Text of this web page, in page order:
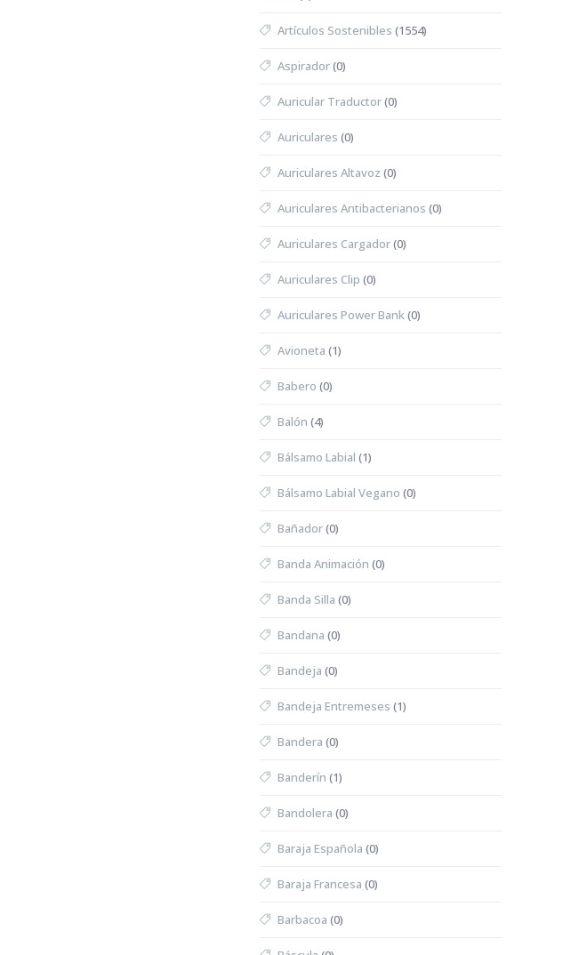
Artículos Sostenibles (1554)
Aspirador(0)
Auricular Traductor(0)
Auriculares (0)
Auriculares Altavoz (0)
Auriculares Antibacterianos (0)
Auriculares Cargador(0)
Auriculares Clip (0)
Auriculares Power Bank(0)
Avioneta (1)
Babero (0)
Balón (4)
Bálsamo Labial (1)
Bálsamo Labial Vegano (0)
Bañador(0)
Banda Animación (0)
Banda Silla (0)
Bandana (0)
Bandeja (0)
Bandeja Entremeses (1)
Bandera (0)
Banderín (1)
Bandolera (0)
Baraja Española (0)
Baraja Francesa (0)
Barbacoa (0)